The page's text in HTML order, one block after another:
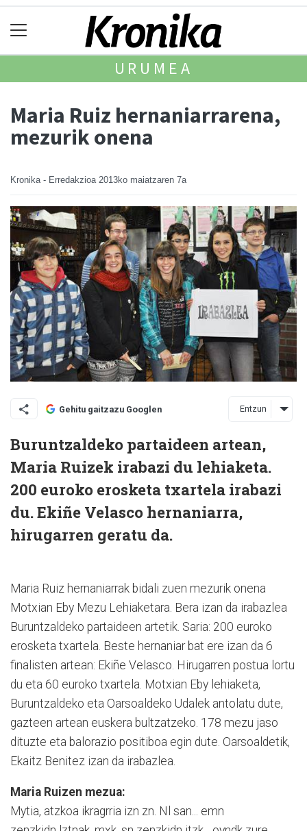
URUMEA
Maria Ruiz hernaniarrarena,
mezurik onena
Kronika - Erredakzioa 2013ko maiatzaren 7a
Gehitu gaitzazu Googlen Entzun
Buruntzaldeko partaideen artean,
Maria Ruizek irabazi du lehiaketa.
200 euroko erosketa txartela irabazi
du. Ekiñe Velasco hernaniarra,
hirugarren geratu da.
Maria Ruiz hernaniarrak bidali zuen mezurik onena
Motxian Eby Mezu Lehiake­tara. Bera izan da irabazlea
Buruntzaldeko partaideen artetik. Saria: 200 euroko
erosketa txartela. Beste hernaniar bat ere izan da 6
finalisten artean: Ekiñe Velasco. Hiru­garren postua lortu
du eta 60 euroko txartela. Motxian Eby lehiaketa,
Buruntzaldeko eta Oarsoalde­ko Udalek antolatu dute,
gazteen artean euskera bultzatzeko. 178 mezu jaso
dituzte eta balorazio positiboa egin dute. Oarsoaldetik,
Ekaitz Beni­tez izan da irabazlea.
Maria Ruizen mezua:
Mytia, atzkoa ikragrria izn zn. Nl san... emn